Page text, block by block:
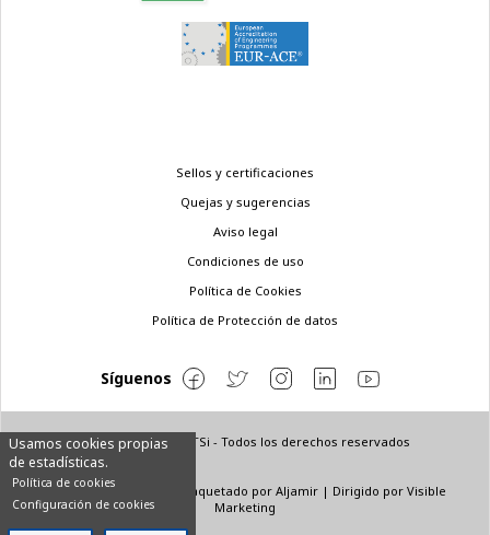
Usamos cookies propias
de estadísticas.
Política de cookies
Configuración de cookies
© Copyright 2022 ETSi - Todos los derechos reservados
Sellos y certificaciones
Quejas y sugerencias
Aviso legal
Condiciones de uso
Política de Cookies
Política de Protección de datos
Síguenos
Diseñado por | Maquetado por Aljamir| Dirigido por Visible
Marketing